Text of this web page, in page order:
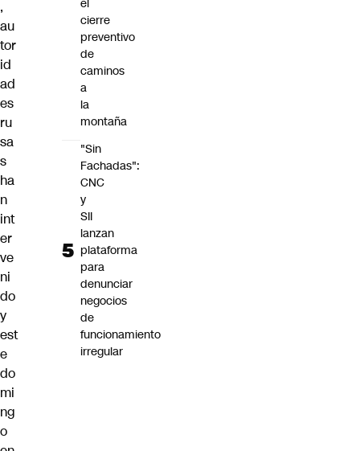
,
au
tor
id
ad
es
ru
sa
s
ha
n
int
er
ve
ni
do
y
est
e
do
mi
ng
o
el
cierre
preventivo
de
caminos
a
la
montaña
"Sin
Fachadas":
CNC
y
SII
lanzan
plataforma
para
denunciar
negocios
de
funcionamiento
irregular